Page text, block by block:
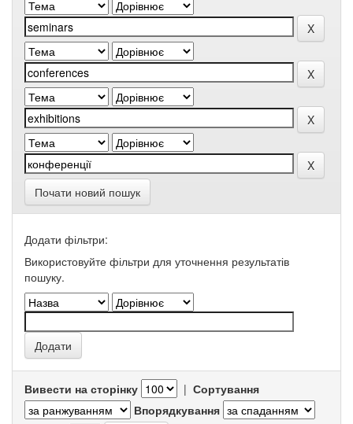
Почати новий пошук
Додати фільтри:
Використовуйте фільтри для уточнення результатів
пошуку.
Вивести на сторінку | Сортування
Впорядкування